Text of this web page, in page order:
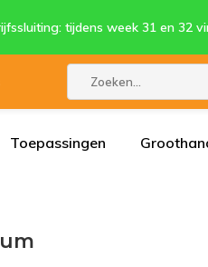
tijdens week 31 en 32
Toepassingen